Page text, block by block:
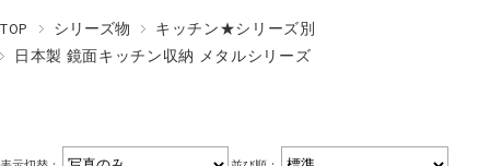
TOP シリーズ物
キッチン★シリーズ別
日本製 鏡面キッチン収納 メタルシリーズ